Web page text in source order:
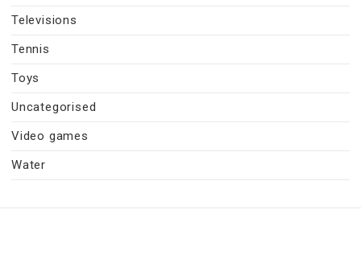
Televisions
Tennis
Toys
Uncategorised
Video games
Water